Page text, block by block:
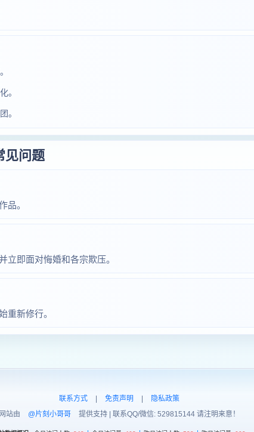
。
。
见问题
品。
立即面对悔婚和各宗欺压。
重新修行。
联系方式 免责声明
隐私政策
网站由
@片刻小哥哥 提供支持 | 联系QQ/微信: 529815144 请注明来意！